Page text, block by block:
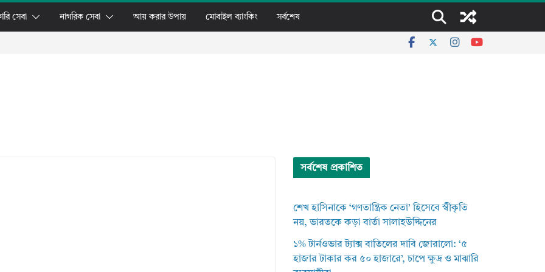
সেবা নাগরিক সেবা আয় করার উপায় মোবাইল ব্যাংকিং সর্বশেষ
সর্বশেষ প্রকাশিত
শেখ হাসিনাকে ‘গণতান্ত্রিক নেতা’ হিসেবে স্বীকৃতি
নয়, ভারতকে কড়া বার্তা সালাহউদ্দিনের
১% টার্নওভার ট্যাক্স বাতিলের দাবি জোরালো: ‘৫
হাজার টাকার কর ৫০ হাজারে’, চাপে ক্ষুদ্র ও মাঝারি